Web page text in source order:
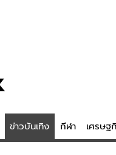
ข่าวบันเทิง กีฬา เศรษฐ